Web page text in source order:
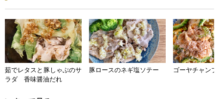
茹でレタスと豚しゃぶのサ
ラダ 香味醤油だれ
豚ロースのネギ塩ソテー ゴーヤチャンプ